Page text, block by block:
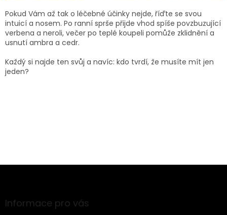
Pokud Vám až tak o léčebné účinky nejde, říďte se svou
intuicí a nosem. Po ranní sprše přijde vhod spíše povzbuzující
verbena a neroli, večer po teplé koupeli pomůže zklidnění a
usnutí ambra a cedr.
Každý si najde ten svůj a navíc: kdo tvrdí, že musíte mít jen
jeden?
Z
aInformace pro vás